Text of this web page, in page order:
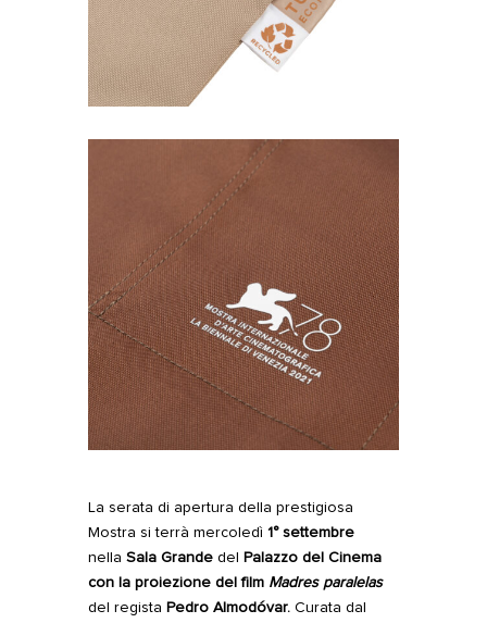
La serata di apertura della prestigiosa
Mostra si terrà mercoledì 1° settembre
nella Sala Grande del
Palazzo del Cinema
con la proiezione del film Madres paralelas
del regista Pedro Almodóvar.Curata dal